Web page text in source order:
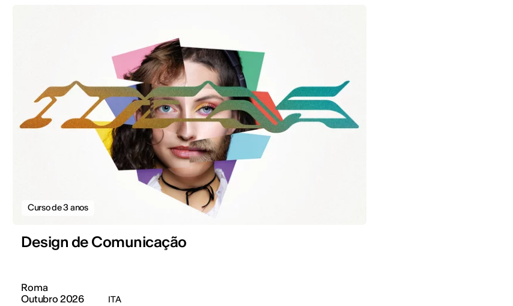
Curso de 3 anos
Design de Comunicação
Roma
Outubro 2026
ITA